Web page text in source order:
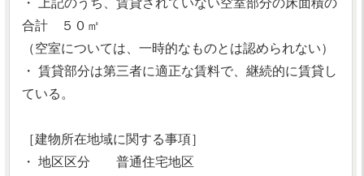
・ 上記のうち、賃貸されていない空室部分の床面積の
合計 ５０㎡
（空室については、一時的なものとは認められない）
・ 賃貸部分は第三者に適正な賃料で、継続的に賃貸し
ている。
［建物所在地域に関する事項］
・ 地区区分 普通住宅地区